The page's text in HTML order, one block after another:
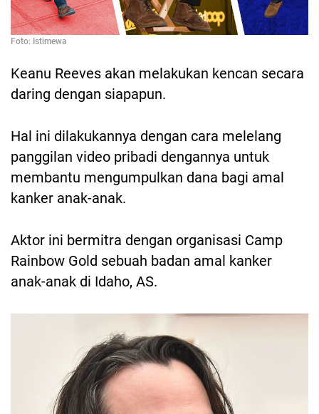
Foto: Istimewa
Keanu Reeves akan melakukan kencan secara
daring dengan siapapun.
Hal ini dilakukannya dengan cara melelang
panggilan video pribadi dengannya untuk
membantu mengumpulkan dana bagi amal
kanker anak-anak.
Aktor ini bermitra dengan organisasi Camp
Rainbow Gold sebuah badan amal kanker
anak-anak di Idaho, AS.